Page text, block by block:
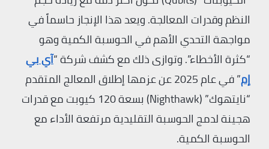
النظم وقدرات المعالجة. ويعد هذا الإنجاز حاسماً في
مواجهة التحدي الأهم في الحوسبة الكمية وهو
“كثرة الأخطاء”. وتوازى ذلك مع كشف شركة “آي بي
إم
” في عام 2025 عن عزمها إطلاق المعالج المتقدم
“نايتهوك” (Nighthawk) بسعة 120 كيوبت مع قدرات
هجينة لدمج الحوسبة التقليدية مرتفعة الأداء مع
الحوسبة الكمية.